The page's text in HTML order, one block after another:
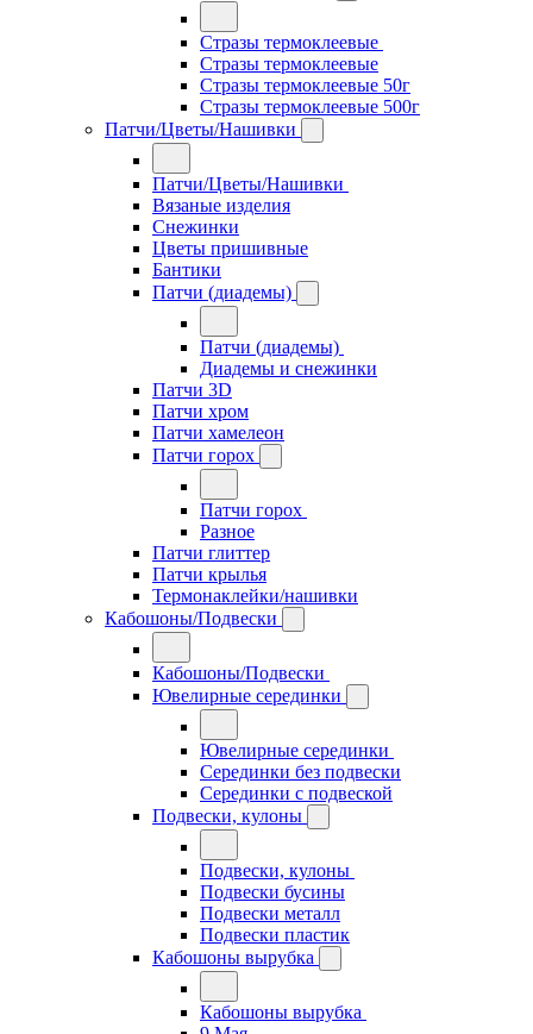
Стразы термоклеевые
Стразы термоклеевые
Стразы термоклеевые 50г
Стразы термоклеевые 500г
Патчи/Цветы/Нашивки
Патчи/Цветы/Нашивки
Вязаные изделия
Снежинки
Цветы пришивные
Бантики
Патчи (диадемы)
Патчи (диадемы)
Диадемы и снежинки
Патчи 3D
Патчи хром
Патчи хамелеон
Патчи горох
Патчи горох
Разное
Патчи глиттер
Патчи крылья
Термонаклейки/нашивки
Кабошоны/Подвески
Кабошоны/Подвески
Ювелирные серединки
Ювелирные серединки
Серединки без подвески
Серединки с подвеской
Подвески, кулоны
Подвески, кулоны
Подвески бусины
Подвески металл
Подвески пластик
Кабошоны вырубка
Кабошоны вырубка